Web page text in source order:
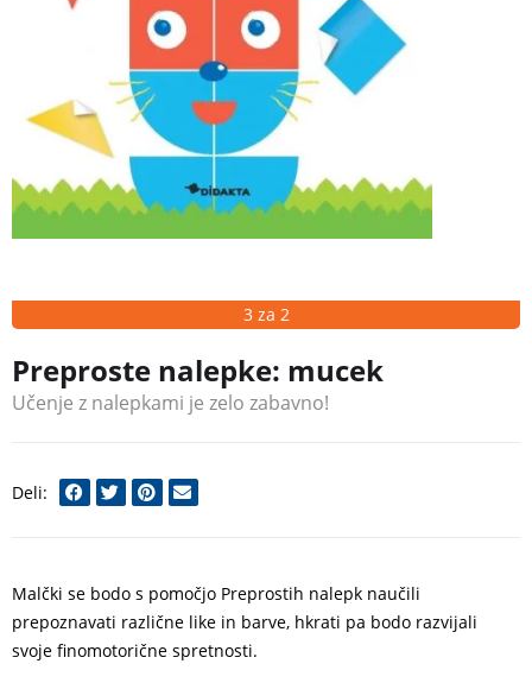
3 za 2
Preproste nalepke: mucek
Učenje z nalepkami je zelo zabavno!
Malčki se bodo s pomočjo Preprostih nalepk naučili
prepoznavati različne like in barve, hkrati pa bodo razvijali
svoje finomotorične spretnosti.